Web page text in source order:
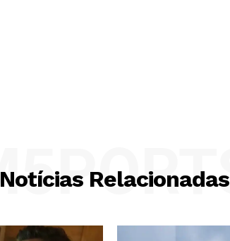
Notícias Relacionadas
M5PORTS